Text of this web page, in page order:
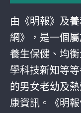
由《明報》及
網》，是一個
養生保健、均
學科技新知等
的男女老幼及
康資訊。《明